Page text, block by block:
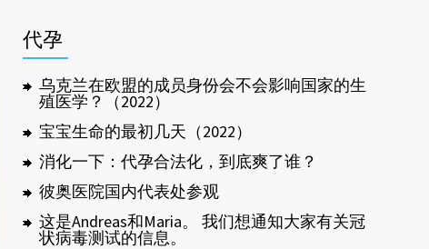
代孕
乌克兰在欧盟的成员身份会不会影响国家的生
殖医学？（2022）
宝宝生命的最初几天（2022）
消化一下：代孕合法化，到底爽了谁？
彼奥医院国内代表处参观
这是Andreas和Maria。 我们想通知大家有关冠
状病毒测试的信息。